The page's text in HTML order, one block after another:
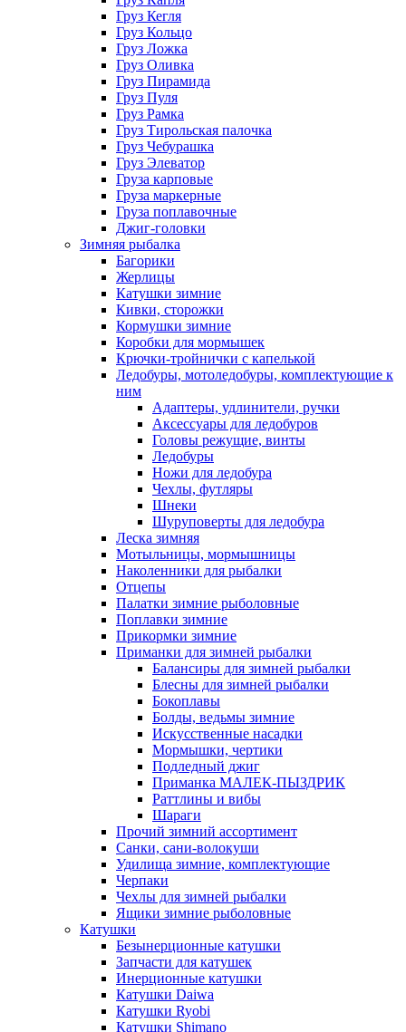
Груз Кегля
Груз Кольцо
Груз Ложка
Груз Оливка
Груз Пирамида
Груз Пуля
Груз Рамка
Груз Тирольская палочка
Груз Чебурашка
Груз Элеватор
Груза карповые
Груза маркерные
Груза поплавочные
Джиг-головки
Зимняя рыбалка
Багорики
Жерлицы
Катушки зимние
Кивки, сторожки
Кормушки зимние
Коробки для мормышек
Крючки-тройнички с капелькой
Ледобуры, мотоледобуры, комплектующие к
ним
Адаптеры, удлинители, ручки
Аксессуары для ледобуров
Головы режущие, винты
Ледобуры
Ножи для ледобура
Чехлы, футляры
Шнеки
Шуруповерты для ледобура
Леска зимняя
Мотыльницы, мормышницы
Наколенники для рыбалки
Отцепы
Палатки зимние рыболовные
Поплавки зимние
Прикормки зимние
Приманки для зимней рыбалки
Балансиры для зимней рыбалки
Блесны для зимней рыбалки
Бокоплавы
Болды, ведьмы зимние
Искусственные насадки
Мормышки, чертики
Подледный джиг
Приманка МАЛЕК-ПЫЗДРИК
Раттлины и вибы
Шараги
Прочий зимний ассортимент
Санки, сани-волокуши
Удилища зимние, комплектующие
Черпаки
Чехлы для зимней рыбалки
Ящики зимние рыболовные
Катушки
Безынерционные катушки
Запчасти для катушек
Инерционные катушки
Катушки Daiwa
Катушки Ryobi
Катушки Shimano